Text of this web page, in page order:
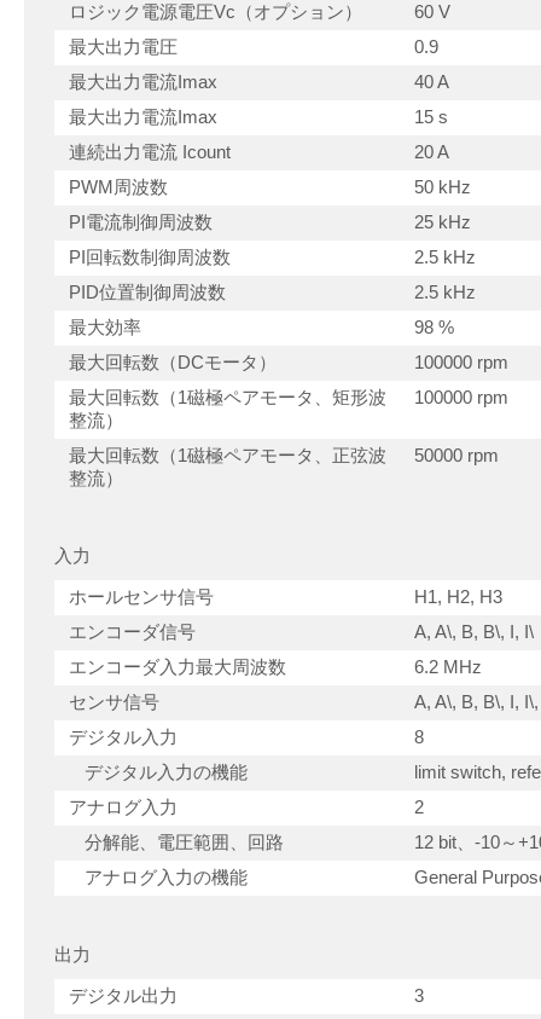
ロジック電源電圧Vc（オプション）
60 V
最大出力電圧
0.9
最大出力電流Imax
40 A
最大出力電流Imax
15 s
連続出力電流 Icount
20 A
PWM周波数
50 kHz
PI電流制御周波数
25 kHz
PI回転数制御周波数
2.5 kHz
PID位置制御周波数
2.5 kHz
最大効率
98 %
最大回転数（DCモータ）
100000 rpm
最大回転数（1磁極ペアモータ、矩形波
整流）
100000 rpm
最大回転数（1磁極ペアモータ、正弦波
整流）
50000 rpm
入力
ホールセンサ信号
H1, H2, H3
エンコーダ信号
A, A\, B, B\, I, I\
エンコーダ入力最大周波数
6.2 MHz
センサ信号
A, A\, B, B\, I,
デジタル入力
8
デジタル入力の機能
limit switch,
アナログ入力
2
分解能、電圧範囲、回路
12 bit、-10～
アナログ入力の機能
General
出力
デジタル出力
3